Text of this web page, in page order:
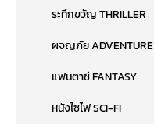
ระทึกขวัญ THRILLER
ผจญภัย ADVENTURE
แฟนตาซี FANTASY
หนังไซไฟ SCI-FI